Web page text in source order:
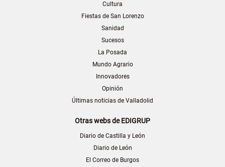
Cultura
Fiestas de San Lorenzo
Sanidad
Sucesos
La Posada
Mundo Agrario
Innovadores
Opinión
Últimas noticias de Valladolid
Otras webs de EDIGRUP
Diario de Castilla y León
Diario de León
El Correo de Burgos